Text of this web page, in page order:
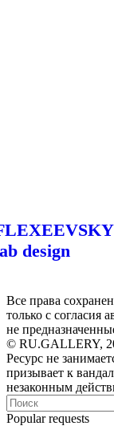
design
Все права
только с согласия
не
© RU.GALLERY,
Ресурс не
призывает к
незаконным
Popular requests